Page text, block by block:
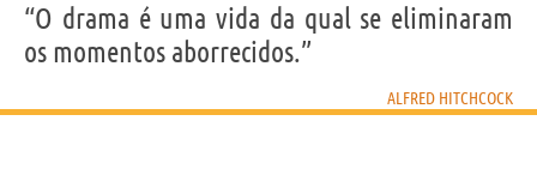
“O drama é uma vida da qual se eliminaram
os momentos aborrecidos.”
ALFRED HITCHCOCK